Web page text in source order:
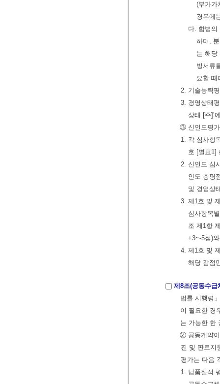
(부가가
경우에
다. 합병의
하며,
는 해당
빙서류
요할 때
2. 기술능력
3. 경영상태
상태 [주]’
③ 신인도평가
1. 각 심사항
호 [별표1]
2. 신인도 심
인도 총평
및 경영상
3. 제1호 및
심사항목
조 제1항
+3~-5점)
4. 제1호 및
해당 감점
제8조(공동수급
법률 시행령
이 필요한 경
는 가능한 한
② 공동계약이
진 및 판로지
평가는 다음
1. 납품실적